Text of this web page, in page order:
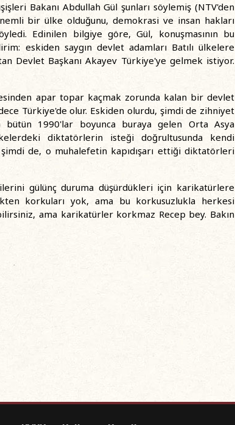
Bakanı Abdullah Gül şunları söylemiş (NTV'den
bir ülke olduğunu, demokrasi ve insan hakları
Edinilen bilgiye göre, Gül, konuşmasının bu
eskiden saygın devlet adamları Batılı ülkelere
Devlet Başkanı Akayev Türkiye'ye gelmek istiyor.
apar topar kaçmak zorunda kalan bir devlet
Türkiye'de olur. Eskiden olurdu, şimdi de zihniyet
bütün 1990'lar boyunca buraya gelen Orta Asya
diktatörlerin isteği doğrultusunda kendi
şimdi de, o muhalefetin kapıdışarı ettiği diktatörleri
gülünç duruma düşürdükleri için karikatürlere
korkuları yok, ama bu korkusuzlukla herkesi
ama karikatürler korkmaz Recep bey. Bakın